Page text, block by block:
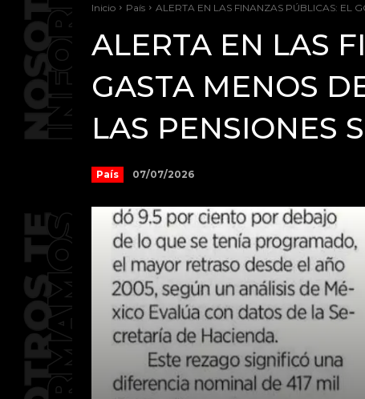
Inicio País ALERTA EN LAS FINANZAS PÚBLICAS: EL
ALERTA EN LAS
GASTA MENOS
LAS PENSIONES
País 07/07/2026